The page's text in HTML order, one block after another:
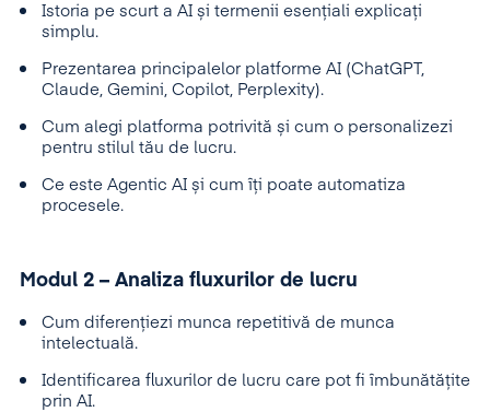
Istoria pe scurt a AI și termenii esențiali explicați
simplu.
Prezentarea principalelor platforme AI (ChatGPT,
Claude, Gemini, Copilot, Perplexity).
Cum alegi platforma potrivită și cum o personalizezi
pentru stilul tău de lucru.
Ce este Agentic AI și cum îți poate automatiza
procesele.
Modul 2 – Analiza fluxurilor de lucru
Cum diferențiezi munca repetitivă de munca
intelectuală.
Identificarea fluxurilor de lucru care pot fi îmbunătățite
prin AI.